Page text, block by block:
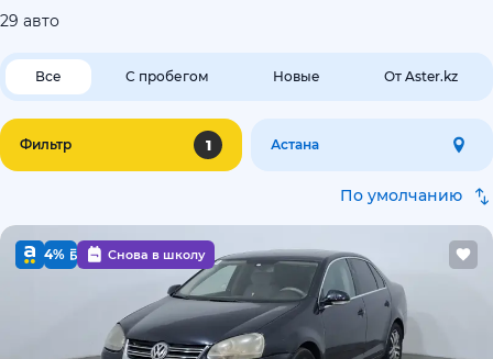
29 авто
Все С пробегом Новые От Aster.kz
Фильтр 1 Астана
По умолчанию
4% Снова в школу